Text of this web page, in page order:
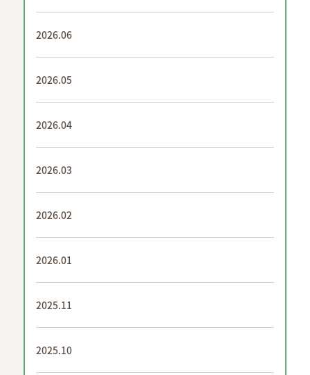
2026.06
2026.05
2026.04
2026.03
2026.02
2026.01
2025.11
2025.10